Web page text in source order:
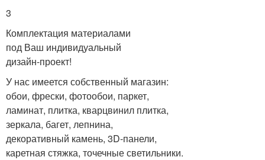
3
Комплектация материалами
под Ваш индивидуальный
дизайн-проект!
У нас имеется собственный магазин:
обои, фрески, фотообои, паркет,
ламинат, плитка, кварцвинил плитка,
зеркала, багет, лепнина,
декоративный камень, 3D-панели,
каретная стяжка, точечные светильники.